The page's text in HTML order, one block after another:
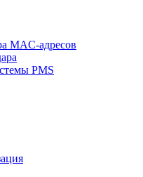
MAC-адресов
PMS